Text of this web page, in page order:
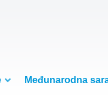
Međunarodna